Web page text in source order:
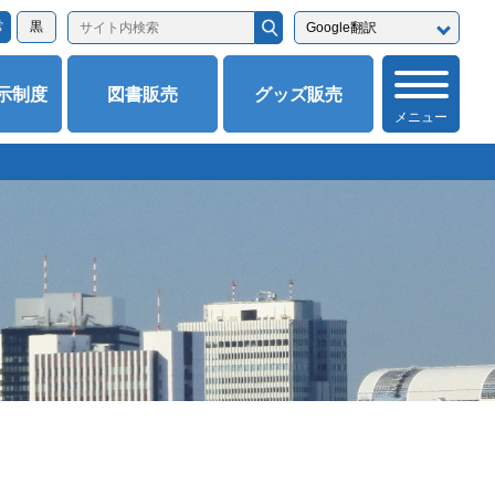
黒
制度 図書販売 グッズ販売